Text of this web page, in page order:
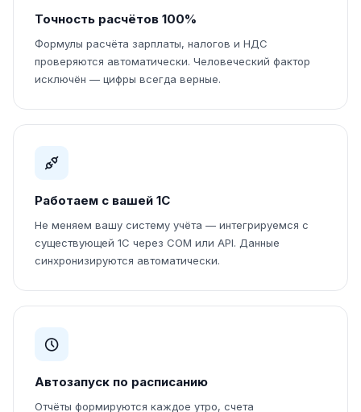
Точность расчётов 100%
Формулы расчёта зарплаты, налогов и НДС
проверяются автоматически. Человеческий фактор
исключён — цифры всегда верные.
Работаем с вашей 1С
Не меняем вашу систему учёта — интегрируемся с
существующей 1С через COM или API. Данные
синхронизируются автоматически.
Автозапуск по расписанию
Отчёты формируются каждое утро, счета